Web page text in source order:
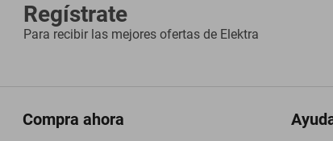
Regístrate
Para recibir las mejores ofertas de Elektra
Compra ahora